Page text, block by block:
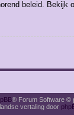
beleid. Bekijk
® Forum Software ©
vertaling door